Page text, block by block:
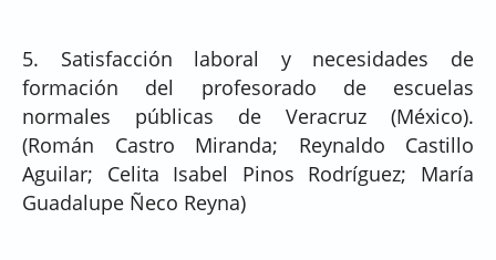
5. Satisfacción laboral y necesidades de
formación del profesorado de escuelas
normales públicas de Veracruz (México).
(Román Castro Miranda; Reynaldo Castillo
Aguilar; Celita Isabel Pinos Rodríguez; María
Guadalupe Ñeco Reyna)